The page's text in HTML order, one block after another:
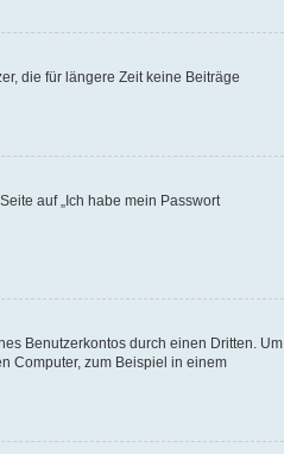
die für längere Zeit keine Beiträge
auf „Ich habe mein Passwort
Benutzerkontos durch einen Dritten. Um
Computer, zum Beispiel in einem